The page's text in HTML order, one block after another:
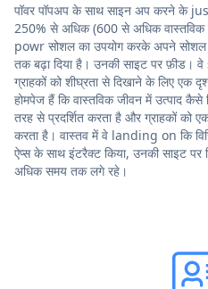
पॉवर पॉपअप के साथ साइन अप करने के
250% से अधिक (600 से अधिक
powr सोशल का उपयोग करके अपने सोशल
तक बढ़ा दिया है। उनकी साइट पर
ग्राहकों को शीघ्रता से दिखाने के लिए एक
होमपेज हैं कि वास्तविक जीवन में उत्पाद
तरह से प्रदर्शित करता है और ग्राहकों को
करता है। वास्तव में वे landing on कि
ऐप्स के साथ इंटरैक्ट किया, उनकी साइट पर
अधिक समय तक लगे रहे।